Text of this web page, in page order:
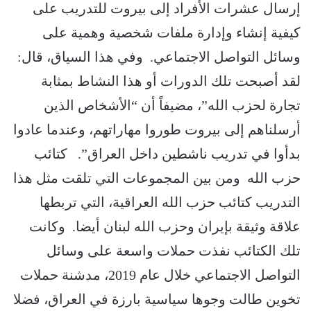
إرسال عشرات الأفراد إلى بيروت للتدريب على
كيفية إنشاء وإدارة ملفات شخصية وهمية على
وسائل التواصل الاجتماعي. وفي هذا السياق، قال:
لقد أصبحت تلك الدورات أو هذا النشاط بمثابة
تجارة لحزب الله”، مضيفاً أن “الأشخاص الذين
أرسلناهم إلى بيروت طوروا مهاراتهم، وعندما عادوا
بدأوا في تدريب ناشطين داخل العراق”. كتائب
حزب الله ومن بين المجموعات التي تلقت مثل هذا
التدريب كتائب حزب الله العراقية، التي تربطها
علاقة وثيقة بإيران وحزب الله لبنان أيضا. وكانت
تلك الكتائب نفذت حملات واسعة على وسائل
التواصل الاجتماعي خلال عام 2019، مدشنة حملات
تخوين طالت وجوها سياسية بارزة في العراق، فضلا